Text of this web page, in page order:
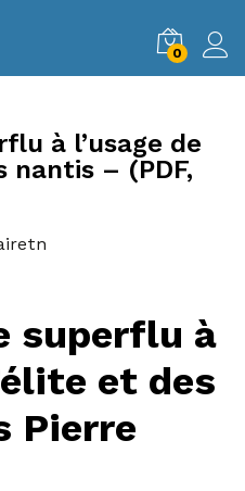
0
à l’usage de
nantis – (PDF,
superflu à
et des
Pierre